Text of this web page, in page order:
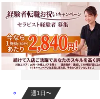
週1日〜